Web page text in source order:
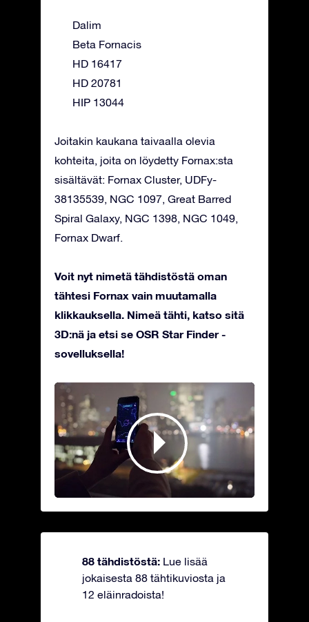
Dalim
Beta Fornacis
HD 16417
HD 20781
HIP 13044
Joitakin kaukana taivaalla olevia
kohteita, joita on löydetty Fornax:sta
sisältävät: Fornax Cluster, UDFy-
38135539, NGC 1097, Great Barred
Spiral Galaxy, NGC 1398, NGC 1049,
Fornax Dwarf.
Voit nyt nimetä tähdistöstä oman
tähtesi Fornax vain muutamalla
klikkauksella. Nimeä tähti, katso sitä
3D:nä ja etsi se OSR Star Finder -
sovelluksella!
88 tähdistöstä: Lue lisää
jokaisesta 88 tähtikuviosta ja
12 eläinradoista!